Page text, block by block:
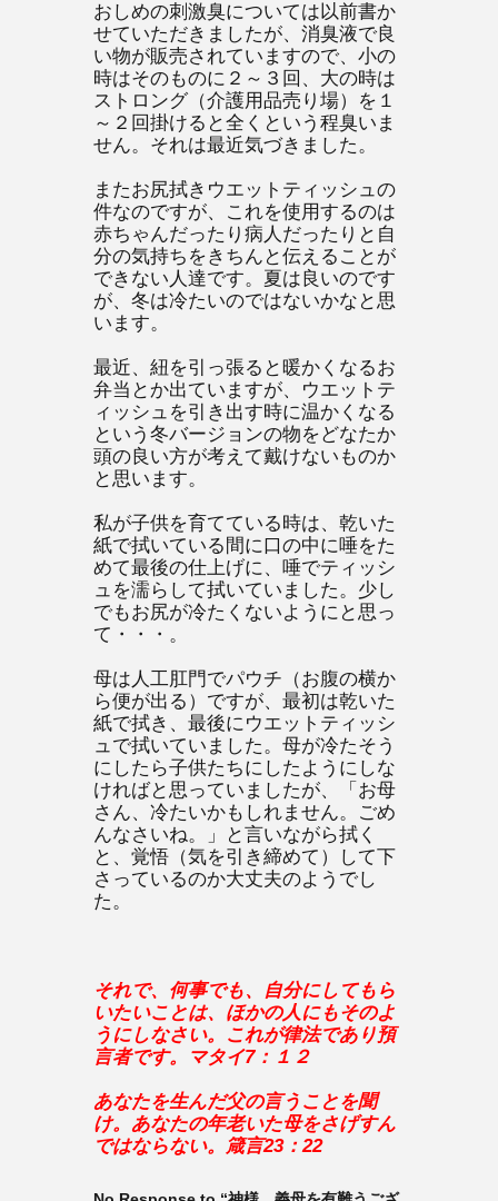
おしめの刺激臭については以前書か
せていただきましたが、消臭液で良
い物が販売されていますので、小の
時はそのものに２～３回、大の時は
ストロング（介護用品売り場）を１
～２回掛けると全くという程臭いま
せん。それは最近気づきました。
またお尻拭きウエットティッシュの
件なのですが、これを使用するのは
赤ちゃんだったり病人だったりと自
分の気持ちをきちんと伝えることが
できない人達です。夏は良いのです
が、冬は冷たいのではないかなと思
います。
最近、紐を引っ張ると暖かくなるお
弁当とか出ていますが、ウエットテ
ィッシュを引き出す時に温かくなる
という冬バージョンの物をどなたか
頭の良い方が考えて戴けないものか
と思います。
私が子供を育てている時は、乾いた
紙で拭いている間に口の中に唾をた
めて最後の仕上げに、唾でティッシ
ュを濡らして拭いていました。少し
でもお尻が冷たくないようにと思っ
て・・・。
母は人工肛門でパウチ（お腹の横か
ら便が出る）ですが、最初は乾いた
紙で拭き、最後にウエットティッシ
ュで拭いていました。母が冷たそう
にしたら子供たちにしたようにしな
ければと思っていましたが、「お母
さん、冷たいかもしれません。ごめ
んなさいね。」と言いながら拭く
と、覚悟（気を引き締めて）して下
さっているのか大丈夫のようでし
た。
それで、何事でも、自分にしてもら
いたいことは、ほかの人にもそのよ
うにしなさい。これが律法であり預
言者です。マタイ7：１２
あなたを生んだ父の言うことを聞
け。あなたの年老いた母をさげすん
ではならない。箴言23：22